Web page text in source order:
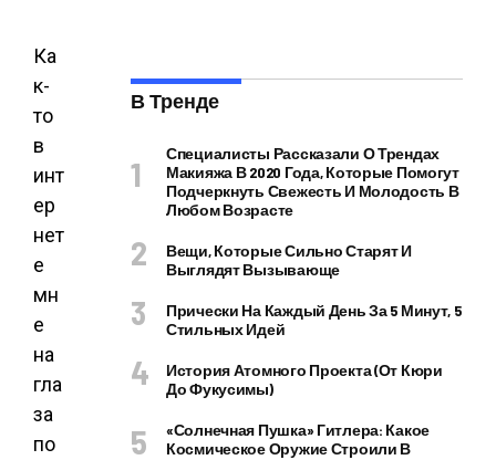
Ка
к-
то
в
инт
ер
нет
е
мн
е
на
гла
за
по
В Тренде
Специалисты Рассказали О Трендах
Макияжа В 2020 Года, Которые Помогут
Подчеркнуть Свежесть И Молодость В
Любом Возрасте
Вещи, Которые Сильно Старят И
Выглядят Вызывающе
Прически На Каждый День За 5 Минут, 5
Стильных Идей
История Атомного Проекта (от Кюри
До Фукусимы)
«Солнечная Пушка» Гитлера: Какое
Космическое Оружие Строили В